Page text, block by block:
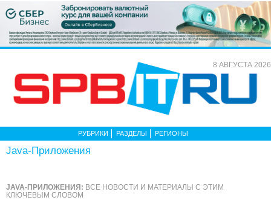
8 АВГУСТА 2026
РУБРИКИ РАЗДЕЛЫ РЕГИОНЫ
Java-Приложения
JAVA-ПРИЛОЖЕНИЯ: ВСЕ НОВОСТИ И МАТЕРИАЛЫ С ЭТИМ
КЛЮЧЕВЫМ СЛОВОМ